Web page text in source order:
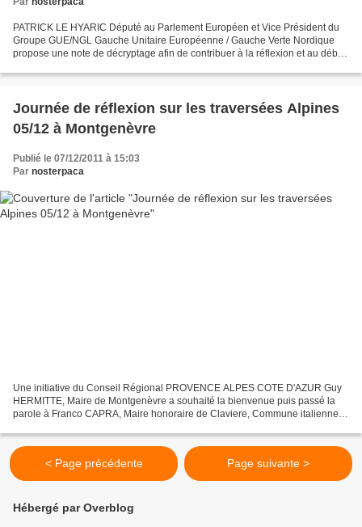
PATRICK LE HYARIC Député au Parlement Européen et Vice Président du
Groupe GUE/NGL Gauche Unitaire Européenne / Gauche Verte Nordique
propose une note de décryptage afin de contribuer à la réflexion et au débat
Journée de réflexion sur les traversées Alpines
05/12 à Montgenèvre
Publié le 07/12/2011 à 15:03
Par nosterpaca
Une initiative du Conseil Régional PROVENCE ALPES COTE D'AZUR Guy
HERMITTE, Maire de Montgenèvre a souhaité la bienvenue puis passé la
parole à Franco CAPRA, Maire honoraire de Claviere, Commune italienne
< Page précédente Page suivante >
Hébergé par Overblog